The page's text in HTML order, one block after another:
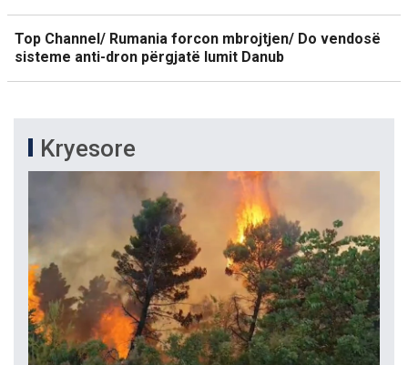
Top Channel/ Rumania forcon mbrojtjen/ Do vendosë
sisteme anti-dron përgjatë lumit Danub
Kryesore